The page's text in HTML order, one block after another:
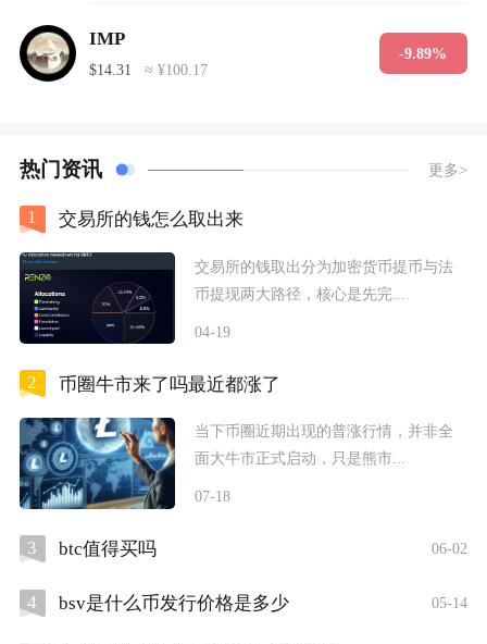
IMP
$14.31 ≈ ¥100.17
-9.89%
热门资讯 更多>
1 交易所的钱怎么取出来
交易所的钱取出分为加密货币提币与法
币提现两大路径，核心是先完...
04-19
2 币圈牛市来了吗最近都涨了
当下币圈近期出现的普涨行情，并非全
面大牛市正式启动，只是熊市...
07-18
3 btc值得买吗 06-02
4 bsv是什么币发行价格是多少 05-14